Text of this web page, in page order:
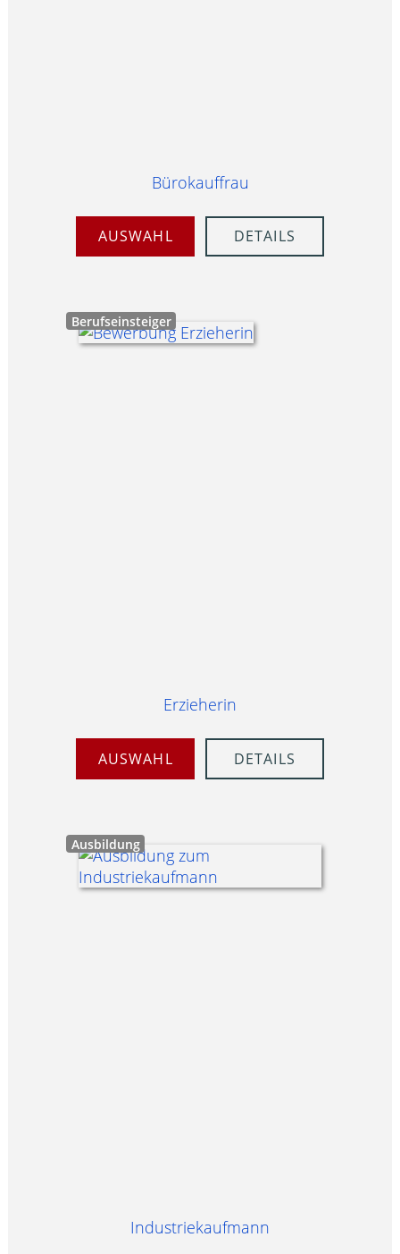
Bürokauffrau
AUSWAHL DETAILS
Berufseinsteiger
Erzieherin
AUSWAHL DETAILS
Ausbildung
Industriekaufmann